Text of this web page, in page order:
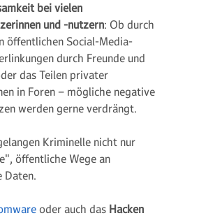
bei vielen
und -nutzern: Ob durch
öffentlichen Social-Media-
durch Freunde und
das Teilen privater
in Foren – mögliche negative
werden gerne verdrängt.
Kriminelle nicht nur
öffentliche Wege an
Daten.
oder auch das Hacken